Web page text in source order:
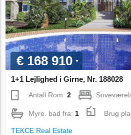
€ 168 910
1+1 Lejlighed i Girne, Nr. 188028
Antall Rom:2
Myre. bad fra: 1 Brug
TEKCE Real Estate